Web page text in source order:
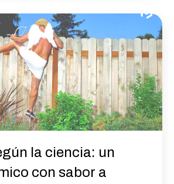
la ciencia: un
con sabor a